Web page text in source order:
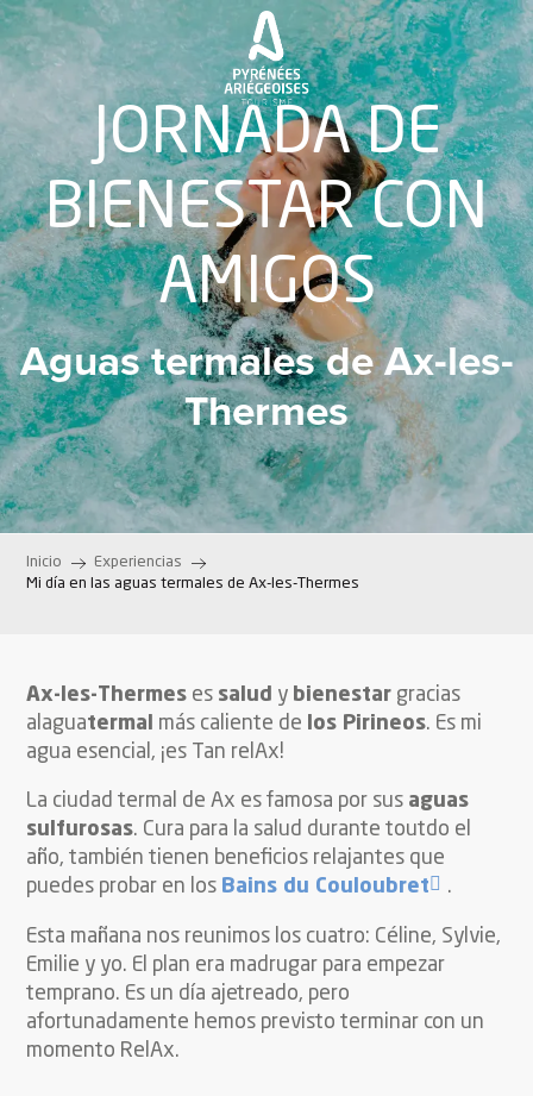
Aller
au
contenu
JORNADA DE
BIENESTAR CON
AMIGOS
Aguas termales de Ax-les-
Thermes
Inicio
Experiencias
Mi día en las aguas termales de Ax-les-Thermes
Ax-les-Thermes es salud y bienestar gracias
alaguatermal más caliente de los Pirineos. Es mi
agua esencial, ¡es Tan relAx!
La ciudad termal de Ax es famosa por sus aguas
sulfurosas. Cura para la salud durante toutdo el
año, también tienen beneficios relajantes que
puedes probar en los Bains du Couloubret .
Esta mañana nos reunimos los cuatro: Céline, Sylvie,
Emilie y yo. El plan era madrugar para empezar
temprano. Es un día ajetreado, pero
afortunadamente hemos previsto terminar con un
momento RelAx.